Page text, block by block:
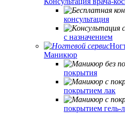
консультация
с назначением
Маникюр
покрытия
покрытием лак
покрытием гель-